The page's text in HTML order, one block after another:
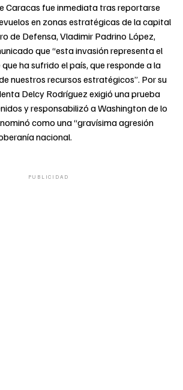
Caracas fue inmediata tras reportarse
en zonas estratégicas de la capital
de Defensa, Vladimir Padrino López,
que “esta invasión representa el
ha sufrido el país, que responde a la
nuestros recursos estratégicos”. Por su
Delcy Rodríguez exigió una prueba
y responsabilizó a Washington de lo
como una “gravísima agresión
nacional.
PUBLICIDAD